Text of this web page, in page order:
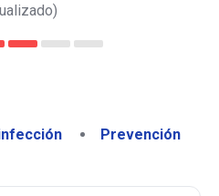
Prevención